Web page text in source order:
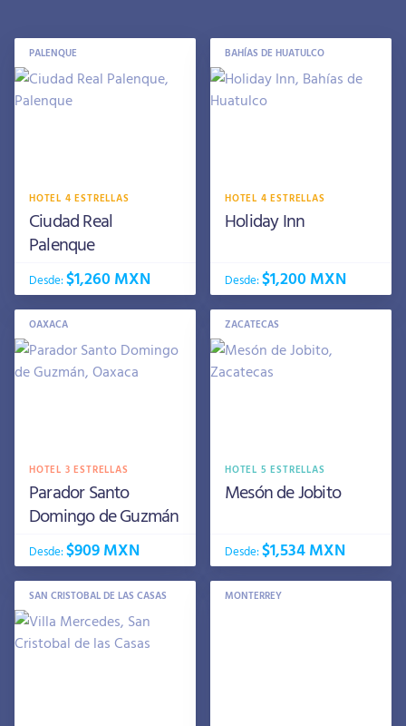
PALENQUE
HOTEL 4 ESTRELLAS
Ciudad Real
Palenque
Desde:$1,260 MXN
BAHÍAS DE HUATULCO
HOTEL 4 ESTRELLAS
Holiday Inn
Desde:$1,200 MXN
OAXACA
HOTEL 3 ESTRELLAS
Parador Santo
Domingo de Guzmán
Desde:$909 MXN
ZACATECAS
HOTEL 5 ESTRELLAS
Mesón de Jobito
Desde:$1,534 MXN
SAN CRISTOBAL DE LAS CASAS MONTERREY